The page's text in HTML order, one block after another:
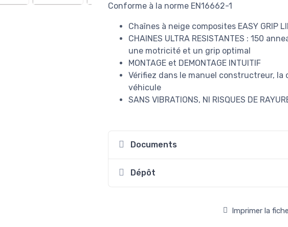
Conforme à la norme EN16662-1
Chaînes à neige composites EASY GRIP
CHAINES ULTRA RESISTANTES : 150
une motricité et un grip optimal
MONTAGE et DEMONTAGE INTUITIF
Vérifiez dans le manuel constructreur, la
véhicule
SANS VIBRATIONS, NI RISQUES DE
Documents
Dépôt
Imprimer la fiche